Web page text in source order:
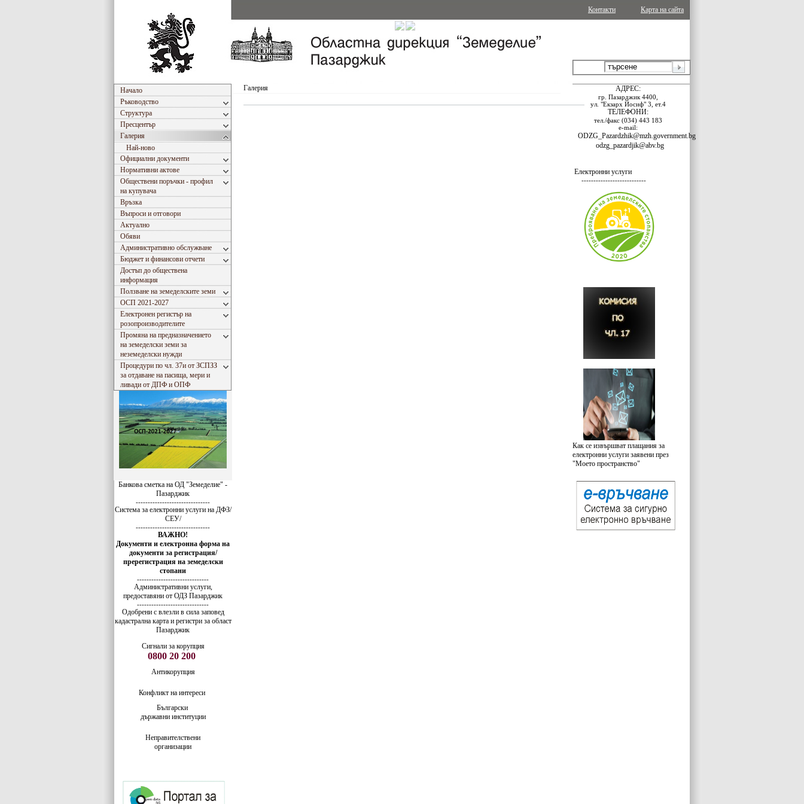
Карта на сайта
Контакти
Начало
Ръководство
Структура
Пресцентър
Галерия
Най-ново
Официални документи
Нормативни актове
Обществени поръчки - профил
на купувача
Връзка
Въпроси и отговори
Актуално
Обяви
Административно обслужване
Бюджет и финансови отчети
Достъп до обществена
информация
Ползване на земеделските земи
ОСП 2021-2027
Електронен регистър на
розопроизводителите
Промяна на предназначението
на земеделски земи за
неземеделски нужди
Процедури по чл. 37и от ЗСПЗЗ
за отдаване на пасища, мери и
ливади от ДПФ и ОПФ
Банкова сметка на ОД "Земеделие" -
Пазарджик
-------------------------------
Система за електронни услуги на ДФЗ/
СЕУ/
-------------------------------
ВАЖНО!
Документи и електронна форма на
документи за регистрация/
пререгистрация на земеделски
стопани
------------------------------
Административни услуги,
предоставяни от ОДЗ Пазарджик
------------------------------
Одобрени с влезли в сила заповед
кадастрална карта и регистри за област
Пазарджик
Сигнали за корупция
0800 20 200
Антикорупция
Конфликт на интереси
Български
държавни институции
Неправителствени
организации
Галерия АДРЕС:
гр. Пазарджик 4400,
ул. "Екзарх Йосиф" 3, ет.4
ТЕЛЕФОНИ:
тел./факс (034) 443 183
е-mail:
ODZG_Pazardzhik@mzh.government.bg
odzg_pazardjik@abv.bg
Електронни услуги
---------------------------
Как се извършват плащания за
електронни услуги заявени през
"Моето пространство"